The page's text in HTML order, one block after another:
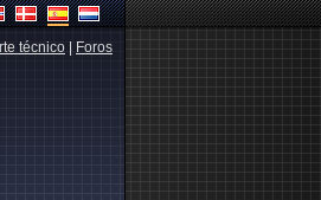
técnico Foros